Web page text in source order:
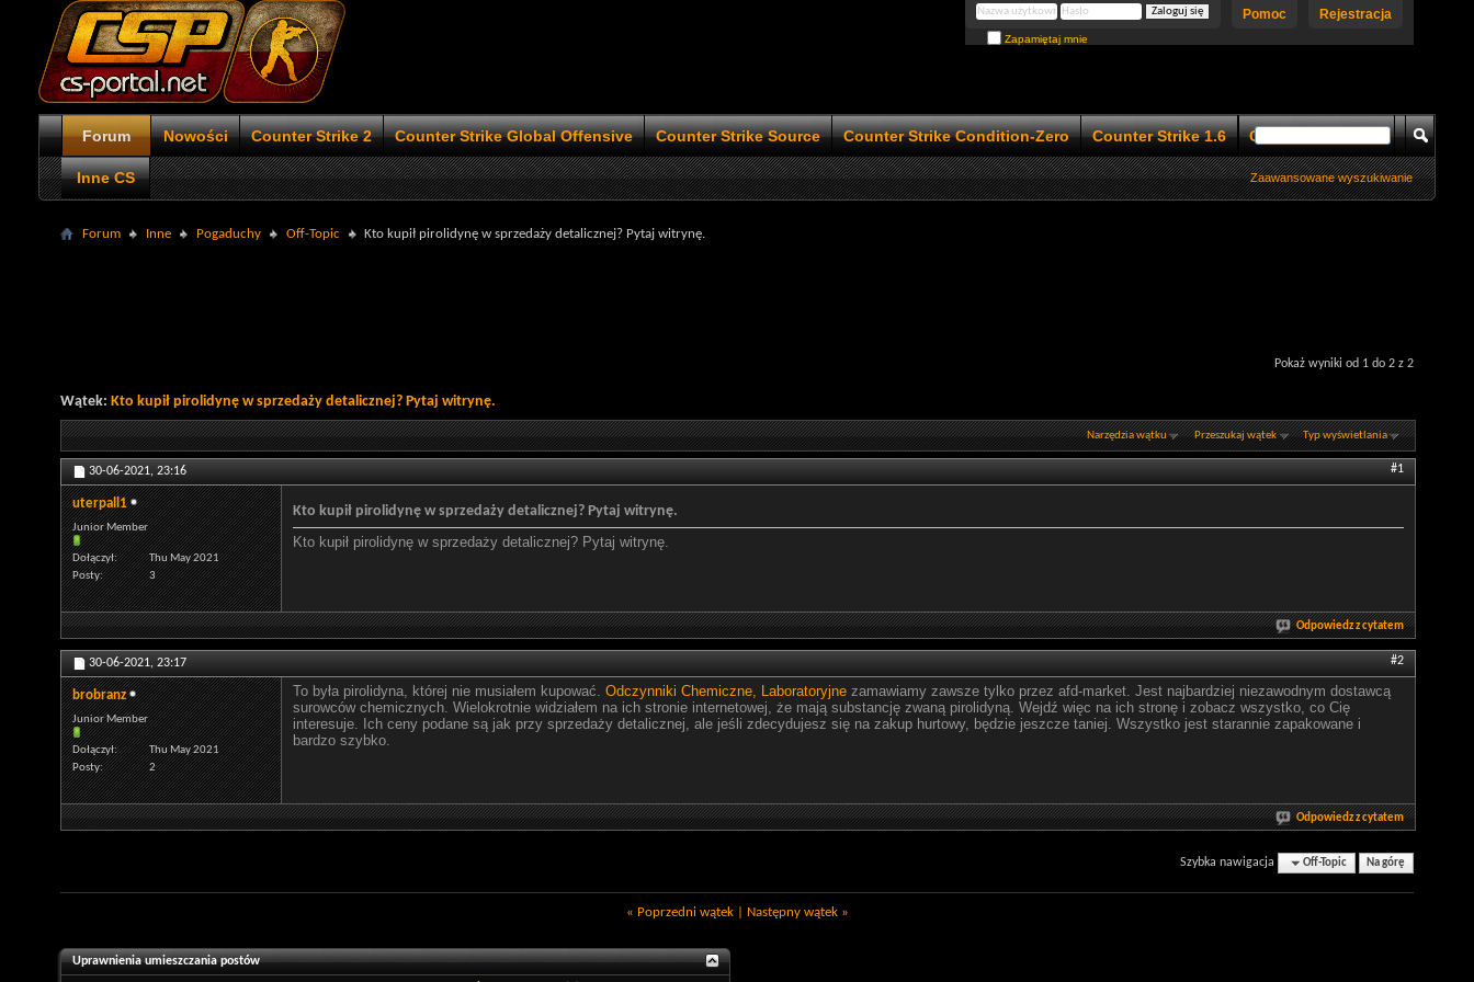
Rejestracja
Pomoc
Zapamiętaj mnie
Forum Nowości Counter Strike 2 Counter Strike Global Offensive Counter Strike Source Counter Strike Condition-Zero Counter Strike 1.6 Counter Strike 1.5
Inne CS Zaawansowane wyszukiwanie
Forum Inne Pogaduchy Off-Topic Kto kupił pirolidynę w sprzedaży detalicznej? Pytaj witrynę.
Pokaż wyniki od 1 do 2 z 2
Wątek: Kto kupił pirolidynę w sprzedaży detalicznej? Pytaj witrynę.
Narzędzia wątku Przeszukaj wątek Typ wyświetlania
30-06-2021, 23:16 #1
uterpall1
Junior Member
Dołączył
Thu May 2021
Posty
3
Kto kupił pirolidynę w sprzedaży detalicznej? Pytaj witrynę.
Kto kupił pirolidynę w sprzedaży detalicznej? Pytaj witrynę.
Odpowiedz z cytatem
30-06-2021, 23:17 #2
brobranz
Junior Member
Dołączył
Thu May 2021
Posty
2
To była pirolidyna, której nie musiałem kupować. Odczynniki Chemiczne, Laboratoryjne zamawiamy zawsze tylko przez afd-market. Jest najbardziej niezawodnym dostawcą
surowców chemicznych. Wielokrotnie widziałem na ich stronie internetowej, że mają substancję zwaną pirolidyną. Wejdź więc na ich stronę i zobacz wszystko, co Cię
interesuje. Ich ceny podane są jak przy sprzedaży detalicznej, ale jeśli zdecydujesz się na zakup hurtowy, będzie jeszcze taniej. Wszystko jest starannie zapakowane i
bardzo szybko.
Odpowiedz z cytatem
Szybka nawigacja Off-Topic Na górę
« Poprzedni wątek| Następny wątek »
Uprawnienia umieszczania postów